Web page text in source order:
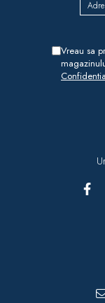
Vreau sa